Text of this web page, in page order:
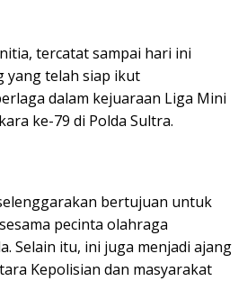
tercatat sampai hari ini
yang telah siap ikut
dalam kejuaraan Liga Mini
ke-79 di Polda Sultra.
bertujuan untuk
pecinta olahraga
Selain itu, ini juga menjadi ajang
Kepolisian dan masyarakat